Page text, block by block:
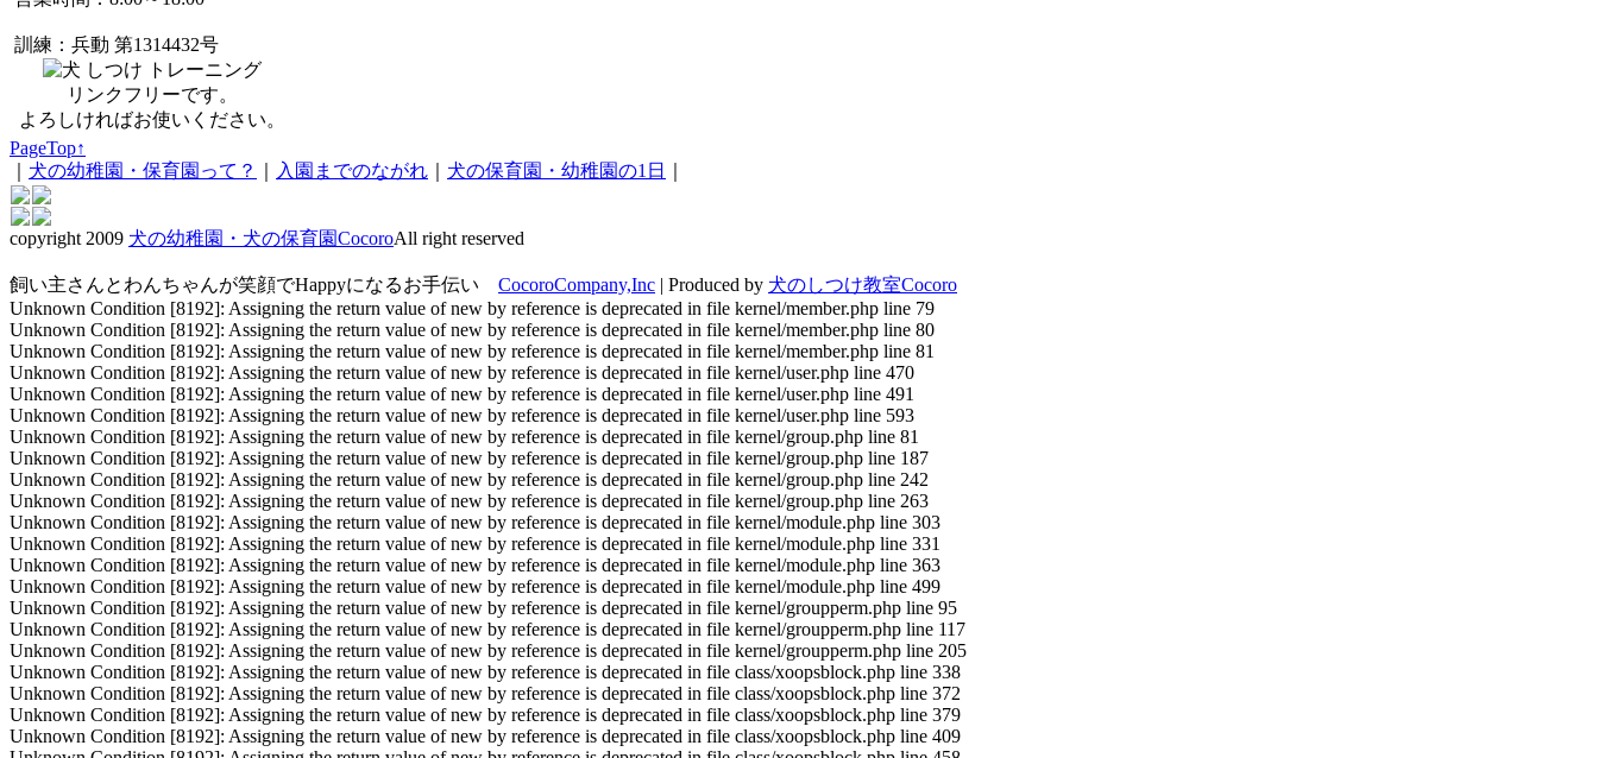
訓練：兵動 第1314432号
リンクフリーです。
よろしければお使いください。
PageTop↑
犬の幼稚園・保育園って？ 入園までのながれ 犬の保育園・幼稚園の1日
copyright 2009 犬の幼稚園・犬の保育園CocoroAll right reserved
飼い主さんとわんちゃんが笑顔でHappyになるお手伝い CocoroCompany,Inc | Produced by 犬のしつけ教室Cocoro
Unknown Condition [8192]: Assigning the return value of new by reference is deprecated in file kernel/member.php line 79
Unknown Condition [8192]: Assigning the return value of new by reference is deprecated in file kernel/member.php line 80
Unknown Condition [8192]: Assigning the return value of new by reference is deprecated in file kernel/member.php line 81
Unknown Condition [8192]: Assigning the return value of new by reference is deprecated in file kernel/user.php line 470
Unknown Condition [8192]: Assigning the return value of new by reference is deprecated in file kernel/user.php line 491
Unknown Condition [8192]: Assigning the return value of new by reference is deprecated in file kernel/user.php line 593
Unknown Condition [8192]: Assigning the return value of new by reference is deprecated in file kernel/group.php line 81
Unknown Condition [8192]: Assigning the return value of new by reference is deprecated in file kernel/group.php line 187
Unknown Condition [8192]: Assigning the return value of new by reference is deprecated in file kernel/group.php line 242
Unknown Condition [8192]: Assigning the return value of new by reference is deprecated in file kernel/group.php line 263
Unknown Condition [8192]: Assigning the return value of new by reference is deprecated in file kernel/module.php line 303
Unknown Condition [8192]: Assigning the return value of new by reference is deprecated in file kernel/module.php line 331
Unknown Condition [8192]: Assigning the return value of new by reference is deprecated in file kernel/module.php line 363
Unknown Condition [8192]: Assigning the return value of new by reference is deprecated in file kernel/module.php line 499
Unknown Condition [8192]: Assigning the return value of new by reference is deprecated in file kernel/groupperm.php line 95
Unknown Condition [8192]: Assigning the return value of new by reference is deprecated in file kernel/groupperm.php line 117
Unknown Condition [8192]: Assigning the return value of new by reference is deprecated in file kernel/groupperm.php line 205
Unknown Condition [8192]: Assigning the return value of new by reference is deprecated in file class/xoopsblock.php line 338
Unknown Condition [8192]: Assigning the return value of new by reference is deprecated in file class/xoopsblock.php line 372
Unknown Condition [8192]: Assigning the return value of new by reference is deprecated in file class/xoopsblock.php line 379
Unknown Condition [8192]: Assigning the return value of new by reference is deprecated in file class/xoopsblock.php line 409